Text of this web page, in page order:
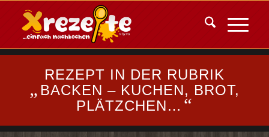
REZEPT IN DER RUBRIK
„ BACKEN – KUCHEN, BROT,
PLÄTZCHEN… “